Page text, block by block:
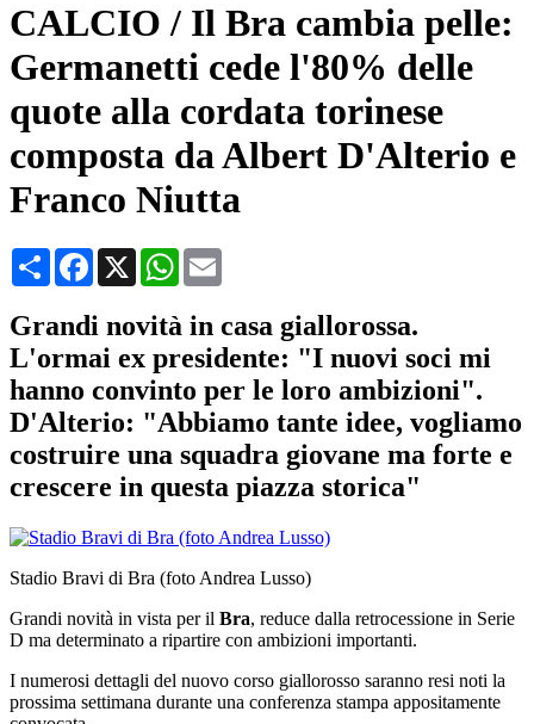
CALCIO / Il Bra cambia pelle:
Germanetti cede l'80% delle
quote alla cordata torinese
composta da Albert D'Alterio e
Franco Niutta
CondividiFacebook
X WhatsApp
Grandi novità in casa giallorossa.
L'ormai ex presidente: "I nuovi soci mi
hanno convinto per le loro ambizioni".
D'Alterio: "Abbiamo tante idee, vogliamo
costruire una squadra giovane ma forte e
crescere in questa piazza storica"
Stadio Bravi di Bra (foto Andrea Lusso)
Grandi novità in vista per il Bra, reduce dalla retrocessione in Serie
D ma determinato a ripartire con ambizioni importanti.
I numerosi dettagli del nuovo corso giallorosso saranno resi noti la
prossima settimana durante una conferenza stampa appositamente